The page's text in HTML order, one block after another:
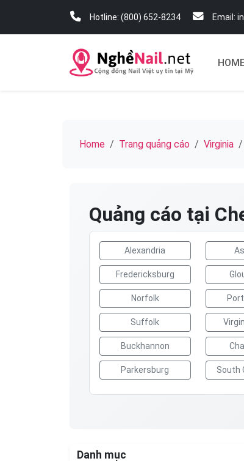
Hotline: (800) 652-8234 Email:
Home Trang quảng cáo Virginia
Quảng cáo tại
Alexandria
Fredericksburg
Norfolk
Suffolk
Buckhannon
Parkersburg South
Danh mục